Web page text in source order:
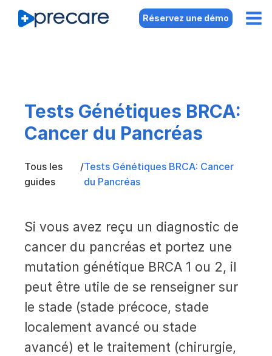
Réservez une démo
Tests Génétiques BRCA:
Cancer du Pancréas
Tous les
guides
/Tests Génétiques BRCA: Cancer
du Pancréas
Si vous avez reçu un diagnostic de
cancer du pancréas et portez une
mutation génétique BRCA 1 ou 2, il
peut être utile de se renseigner sur
le stade (stade précoce, stade
localement avancé ou stade
avancé) et le traitement (chirurgie,